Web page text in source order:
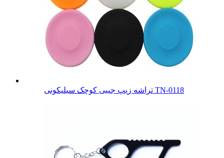
تراشه زیپ جیبی کوچک سیلیکونی TN-0118